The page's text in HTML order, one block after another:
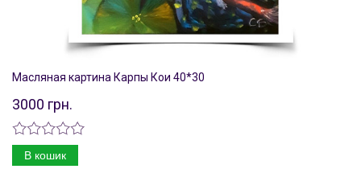
Масляная картина Карпы Кои 40*30
3000 грн.
В кошик